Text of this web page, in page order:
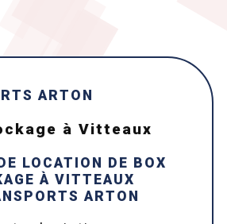
ARTON
à Vitteaux
LOCATION DE BOX
À VITTEAUX
ARTON